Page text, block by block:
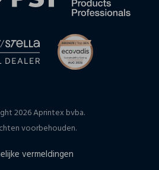
2026 Aprintex bvba.
voorbehouden.
vermeldingen